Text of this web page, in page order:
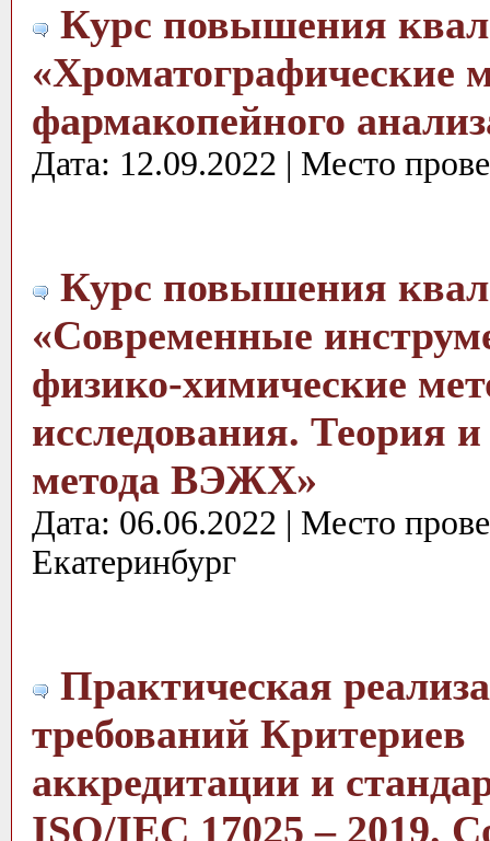
Курс повышения
«Хроматографические
фармакопейного
Дата: 12.09.2022 | Место
Курс повышения
«Современные
физико-химические
исследования. Теория
метода ВЭЖХ»
Дата: 06.06.2022 | Место
Екатеринбург
Практическая
требований Критериев
аккредитации и
ISO/IEC 17025 – 2019.